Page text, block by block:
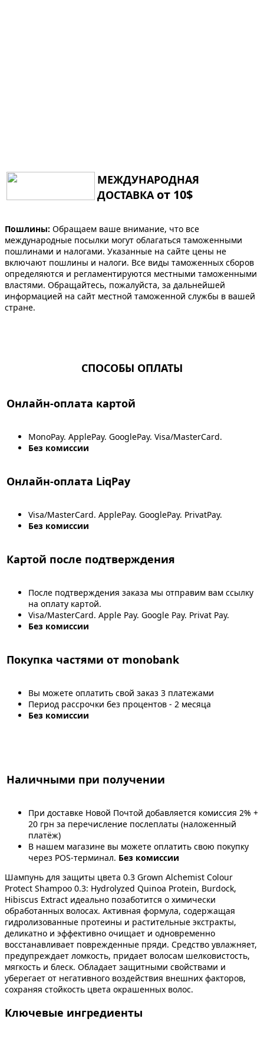
МЕЖДУНАРОДНАЯ
ДОСТАВКА от 10$
Пошлины: Обращаем ваше внимание, что все
международные посылки могут облагаться таможенными
пошлинами и налогами. Указанные на сайте цены не
включают пошлины и налоги. Все виды таможенных сборов
определяются и регламентируются местными таможенными
властями. Обращайтесь, пожалуйста, за дальнейшей
информацией на сайт местной таможенной службы в вашей
стране.
СПОСОБЫ ОПЛАТЫ
Онлайн-оплата картой
MonoPay. ApplePay. GooglePay. Visa/MasterCard.
Без комиссии
Онлайн-оплата LiqPay
Visa/MasterCard. ApplePay. GooglePay. PrivatPay.
Без комиссии
Картой после подтверждения
После подтверждения заказа мы отправим вам ссылку
на оплату картой.
Visa/MasterCard. Apple Pay. Google Pay. Privat Pay.
Без комиссии
Покупка частями от monobank
Вы можете оплатить свой заказ 3 платежами
Период рассрочки без процентов - 2 месяца
Без комиссии
Наличными при получении
При доставке Новой Почтой добавляется комиссия 2% +
20 грн за перечисление послеплаты (наложенный
платёж)
В нашем магазине вы можете оплатить свою покупку
через POS-терминал. Без комиссии
Шампунь для защиты цвета 0.3 Grown Alchemist Colour
Protect Shampoo 0.3: Hydrolyzed Quinoa Protein, Burdock,
Hibiscus Extract идеально позаботится о химически
обработанных волосах. Активная формула, содержащая
гидролизованные протеины и растительные экстракты,
деликатно и эффективно очищает и одновременно
восстанавливает поврежденные пряди. Средство увлажняет,
предупреждает ломкость, придает волосам шелковистость,
мягкость и блеск. Обладает защитными свойствами и
уберегает от негативного воздействия внешних факторов,
сохраняя стойкость цвета окрашенных волос.
Ключевые ингредиенты